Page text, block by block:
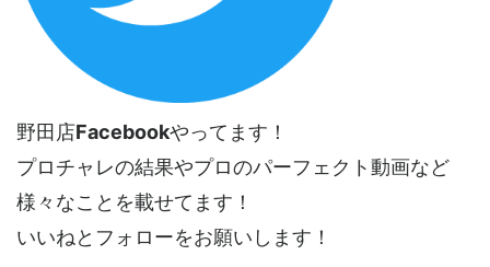
野田店Facebookやってます！
プロチャレの結果やプロのパーフェクト動画など
様々なことを載せてます！
いいねとフォローをお願いします！